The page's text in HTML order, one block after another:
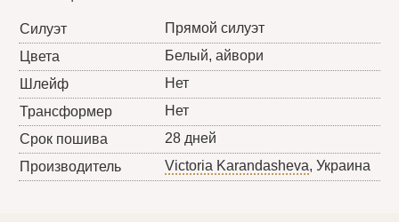
Силуэт
Прямой силуэт
Цвета
Белый, айвори
Шлейф
Нет
Трансформер
Нет
Срок пошива
28 дней
Производитель
Victoria Karandasheva, Украина